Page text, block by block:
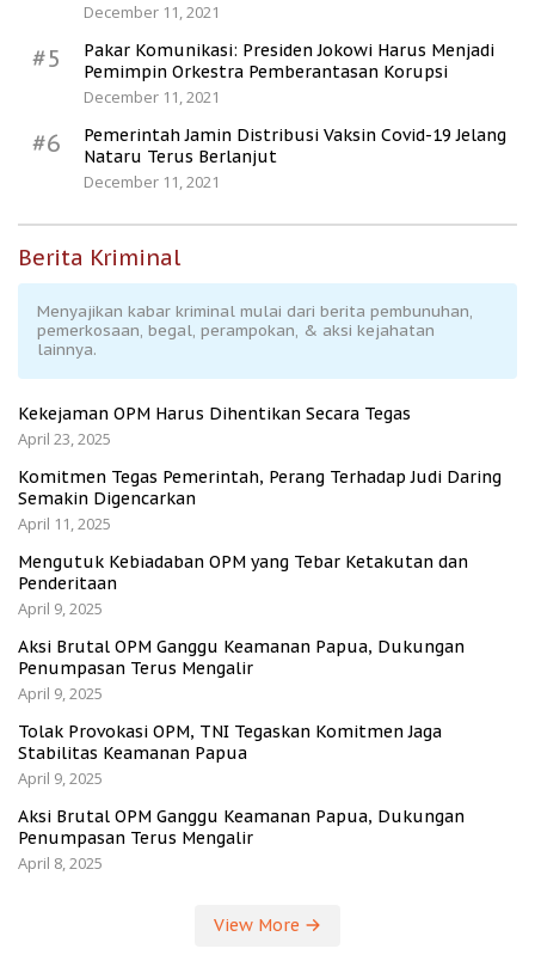
December 11, 2021
#5
Pakar Komunikasi: Presiden Jokowi Harus Menjadi
Pemimpin Orkestra Pemberantasan Korupsi
December 11, 2021
#6
Pemerintah Jamin Distribusi Vaksin Covid-19 Jelang
Nataru Terus Berlanjut
December 11, 2021
Berita Kriminal
Menyajikan kabar kriminal mulai dari berita pembunuhan,
pemerkosaan, begal, perampokan, & aksi kejahatan
lainnya.
Kekejaman OPM Harus Dihentikan Secara Tegas
April 23, 2025
Komitmen Tegas Pemerintah, Perang Terhadap Judi Daring
Semakin Digencarkan
April 11, 2025
Mengutuk Kebiadaban OPM yang Tebar Ketakutan dan
Penderitaan
April 9, 2025
Aksi Brutal OPM Ganggu Keamanan Papua, Dukungan
Penumpasan Terus Mengalir
April 9, 2025
Tolak Provokasi OPM, TNI Tegaskan Komitmen Jaga
Stabilitas Keamanan Papua
April 9, 2025
Aksi Brutal OPM Ganggu Keamanan Papua, Dukungan
Penumpasan Terus Mengalir
April 8, 2025
View More